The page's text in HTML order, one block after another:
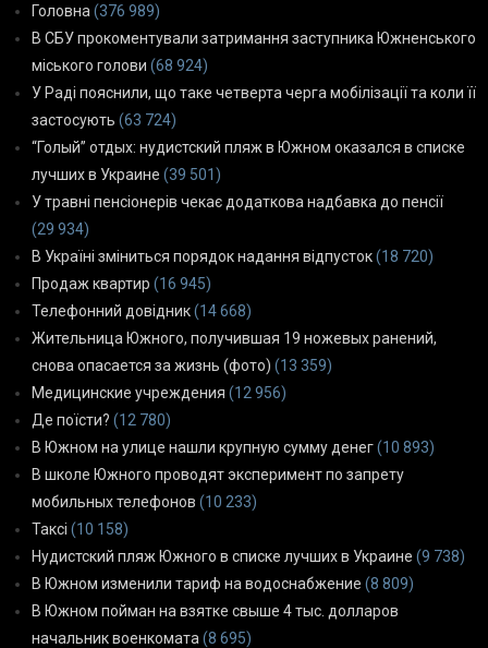
Головна (376 989)
В СБУ прокоментували затримання заступника Южненського
міського голови (68 924)
У Раді пояснили, що таке четверта черга мобілізації та коли її
застосують (63 724)
“Голый” отдых: нудистский пляж в Южном оказался в списке
лучших в Украине (39 501)
У травні пенсіонерів чекає додаткова надбавка до пенсії
(29 934)
В Україні зміниться порядок надання відпусток(18 720)
Продаж квартир (16 945)
Телефонний довідник(14 668)
Жительница Южного, получившая 19 ножевых ранений,
снова опасается за жизнь (фото) (13 359)
Медицинские учреждения (12 956)
Де поїсти? (12 780)
В Южном на улице нашли крупную сумму денег(10 893)
В школе Южного проводят эксперимент по запрету
мобильных телефонов (10 233)
Таксі (10 158)
Нудистский пляж Южного в списке лучших в Украине (9 738)
В Южном изменили тариф на водоснабжение (8 809)
В Южном пойман на взятке свыше 4 тыс. долларов
начальник военкомата (8 695)